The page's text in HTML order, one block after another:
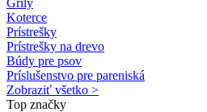
Grily
Koterce
Prístrešky
Prístrešky na drevo
Búdy pre psov
Príslušenstvo pre pareniská
Zobraziť všetko >
Top značky